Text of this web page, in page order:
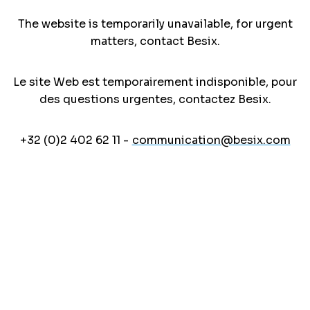
The website is temporarily unavailable, for urgent
matters, contact Besix.
Le site Web est temporairement indisponible, pour
des questions urgentes, contactez Besix.
+32 (0)2 402 62 11 - communication@besix.com